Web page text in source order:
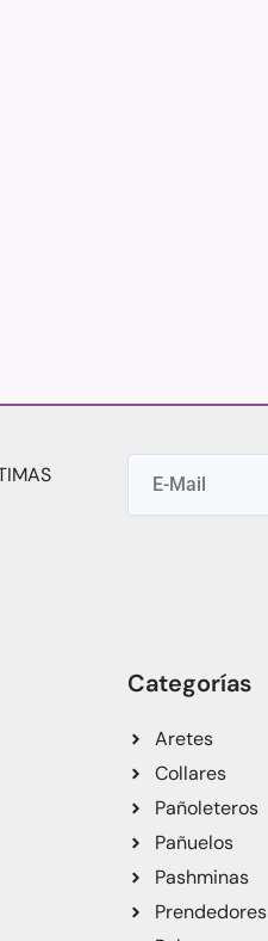
Categorías
Aretes
Collares
Pañoleteros
Pañuelos
Pashminas
Prendedores